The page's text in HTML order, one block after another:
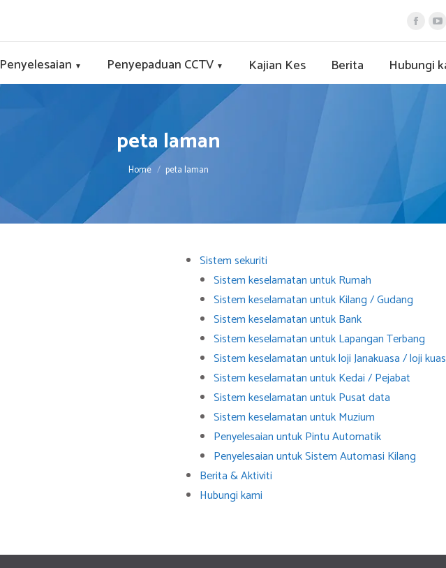
opens
in
in
Penyelesaian ▼ Penyepaduan CCTV ▼ Kajian Kes Berita Hubungi
peta laman
You are here:
Home peta laman
Sistem sekuriti
Sistem keselamatan untuk Rumah
Sistem keselamatan untuk Kilang / Gudang
Sistem keselamatan untuk Bank
Sistem keselamatan untuk Lapangan Terbang
Sistem keselamatan untuk loji Janakuasa / loji
Sistem keselamatan untuk Kedai / Pejabat
Sistem keselamatan untuk Pusat data
Sistem keselamatan untuk Muzium
Penyelesaian untuk Pintu Automatik
Penyelesaian untuk Sistem Automasi Kilang
Berita & Aktiviti
Hubungi kami